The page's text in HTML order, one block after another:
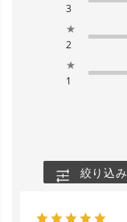
3
★
2
★
1
絞り込み